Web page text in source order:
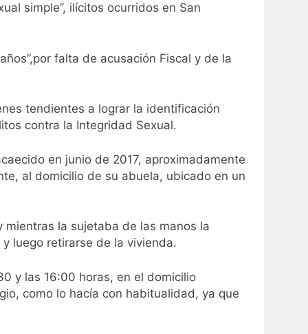
simple”, ilícitos ocurridos en San
falta de acusación Fiscal y de la
tendientes a lograr la identificación
contra la Integridad Sexual.
en junio de 2017, aproximadamente
al domicilio de su abuela, ubicado en un
la sujetaba de las manos la
luego retirarse de la vivienda.
y las 16:00 horas, en el domicilio
como lo hacía con habitualidad, ya que